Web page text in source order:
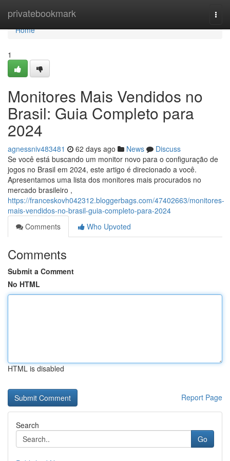
privatebookmark
Home
Home
1
Monitores Mais Vendidos no
Brasil: Guia Completo para
2024
agnessniv483481 62 days ago News
Discuss
Se você está buscando um monitor novo para o configuração de
jogos no Brasil em 2024, este artigo é direcionado a você.
Apresentamos uma lista dos monitores mais procurados no
mercado brasileiro ,
https://franceskovh042312.bloggerbags.com/47402663/monitores-
mais-vendidos-no-brasil-guia-completo-para-2024
Comments
Who Upvoted
Comments
Submit a Comment
No HTML
HTML is disabled
Report Page
Search
Go